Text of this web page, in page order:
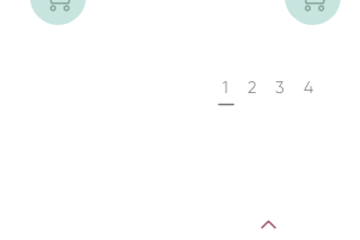
1 2 3 4